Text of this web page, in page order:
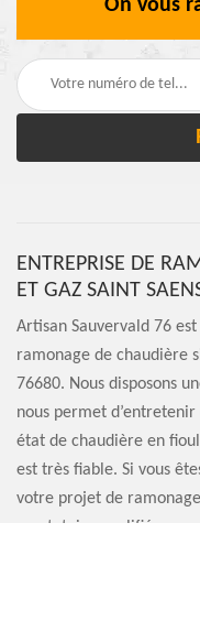
On vous
ENTREPRISE DE
ET GAZ SAINT
Artisan Sauvervald 76
ramonage de chaudière
76680. Nous disposons
nous permet
état de chaudière en
est très fiable. Si vous
votre projet de
prestataire qualifié, nous